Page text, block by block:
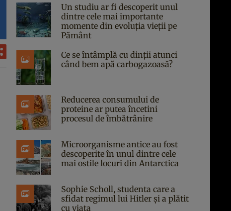
Un studiu ar fi descoperit unul
dintre cele mai importante
momente din evoluția vieții pe
Pământ
Ce se întâmplă cu dinții atunci
când bem apă carbogazoasă?
Reducerea consumului de
proteine ar putea încetini
procesul de îmbătrânire
Microorganisme antice au fost
descoperite în unul dintre cele
mai ostile locuri din Antarctica
Sophie Scholl, studenta care a
sfidat regimul lui Hitler și a plătit
cu viața